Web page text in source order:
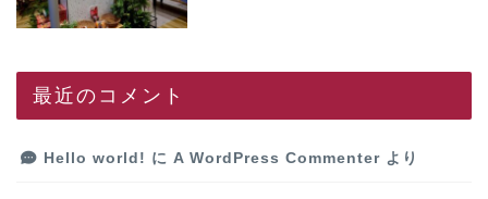
最近のコメント
Hello world! に A WordPress Commenter より